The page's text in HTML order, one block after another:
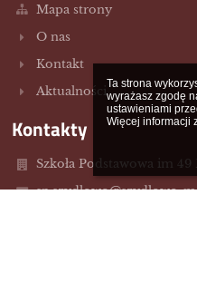
Ta strona
wyrażasz zgodę
ustawieniami
Więcej informacji
Mapa strony
O nas
Kontakt
Aktualności
Kontakty
Szkoła Podstawowa im
sp.szydlowo@szydlowo-